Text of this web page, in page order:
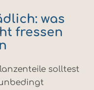
was
fressen
solltest